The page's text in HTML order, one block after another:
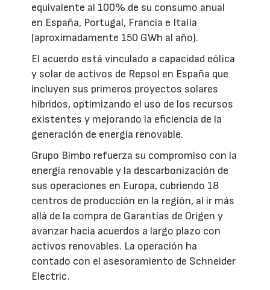
equivalente al 100% de su consumo anual
en España, Portugal, Francia e Italia
(aproximadamente 150 GWh al año).
El acuerdo está vinculado a capacidad eólica
y solar de activos de Repsol en España que
incluyen sus primeros proyectos solares
híbridos, optimizando el uso de los recursos
existentes y mejorando la eficiencia de la
generación de energía renovable.
Grupo Bimbo refuerza su compromiso con la
energía renovable y la descarbonización de
sus operaciones en Europa, cubriendo 18
centros de producción en la región, al ir más
allá de la compra de Garantías de Origen y
avanzar hacia acuerdos a largo plazo con
activos renovables. La operación ha
contado con el asesoramiento de Schneider
Electric.